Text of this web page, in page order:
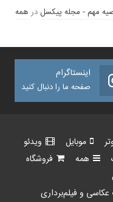
در همه
اینستاگرام
صفحه ما را دنبال کنید
موبایل
ویدئو
همه
فروشگاه
و فیلم‌برداری